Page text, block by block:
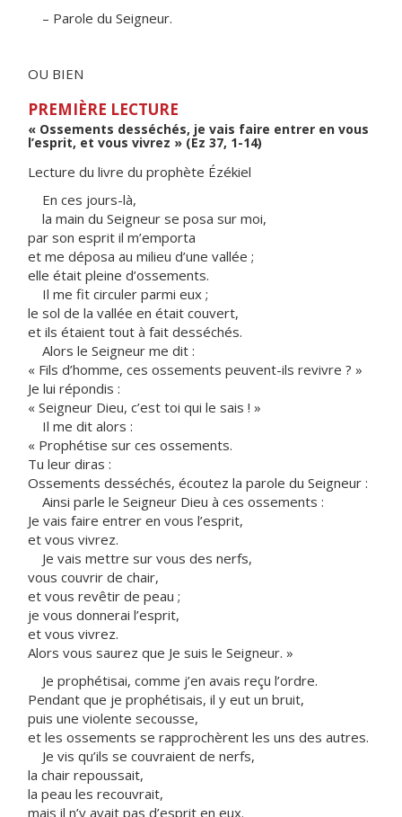
– Parole du Seigneur.
OU BIEN
PREMIÈRE LECTURE
« Ossements desséchés, je vais faire entrer en vous
l’esprit, et vous vivrez » (Ez 37, 1-14)
Lecture du livre du prophète Ézékiel
En ces jours-là,
la main du Seigneur se posa sur moi,
par son esprit il m’emporta
et me déposa au milieu d’une vallée ;
elle était pleine d’ossements.
Il me fit circuler parmi eux ;
le sol de la vallée en était couvert,
et ils étaient tout à fait desséchés.
Alors le Seigneur me dit :
« Fils d’homme, ces ossements peuvent-ils revivre ? »
Je lui répondis :
« Seigneur Dieu, c’est toi qui le sais ! »
Il me dit alors :
« Prophétise sur ces ossements.
Tu leur diras :
Ossements desséchés, écoutez la parole du Seigneur :
Ainsi parle le Seigneur Dieu à ces ossements :
Je vais faire entrer en vous l’esprit,
et vous vivrez.
Je vais mettre sur vous des nerfs,
vous couvrir de chair,
et vous revêtir de peau ;
je vous donnerai l’esprit,
et vous vivrez.
Alors vous saurez que Je suis le Seigneur. »
Je prophétisai, comme j’en avais reçu l’ordre.
Pendant que je prophétisais, il y eut un bruit,
puis une violente secousse,
et les ossements se rapprochèrent les uns des autres.
Je vis qu’ils se couvraient de nerfs,
la chair repoussait,
la peau les recouvrait,
mais il n’y avait pas d’esprit en eux.